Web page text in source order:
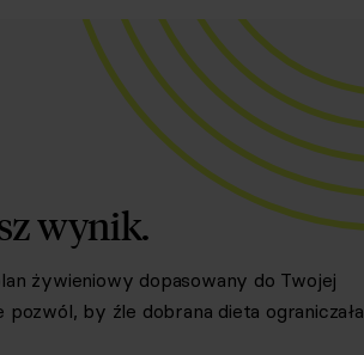
wynik.
żywieniowy dopasowany do Twojej
by źle dobrana dieta ograniczała